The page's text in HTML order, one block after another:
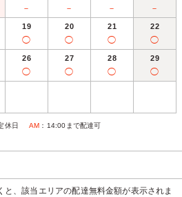
－ － － －
19
◯
20
◯
21
◯
22
◯
26
◯
27
◯
28
◯
29
◯
休日 AM ：14:00まで配達可
、該当エリアの配達無料金額が表示されま